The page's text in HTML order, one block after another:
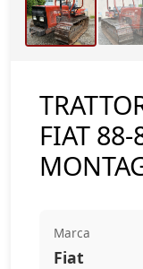
FIAT 88-
Marca
Fiat